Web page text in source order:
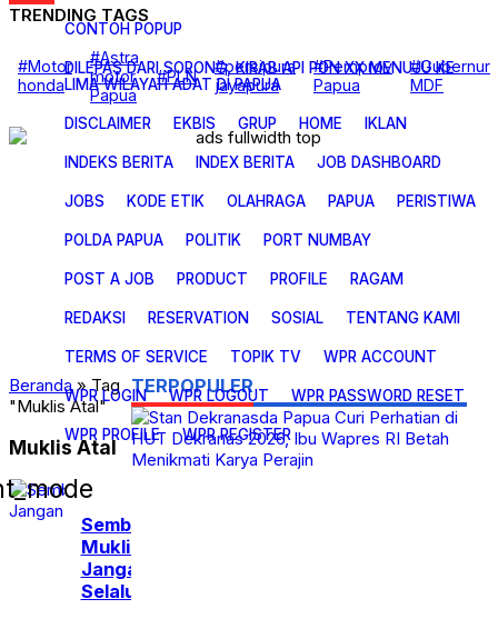
CONTOH POPUP
DILEPAS DARI SORONG, KIRAB API PON XX MENUJU KE
LIMA WILAYAH ADAT DI PAPUA
DISCLAIMER EKBIS GRUP HOME IKLAN
INDEKS BERITA INDEX BERITA JOB DASHBOARD
JOBS KODE ETIK OLAHRAGA PAPUA PERISTIWA
POLDA PAPUA POLITIK PORT NUMBAY
POST A JOB PRODUCT PROFILE RAGAM
REDAKSI RESERVATION SOSIAL TENTANG KAMI
TERMS OF SERVICE TOPIK TV WPR ACCOUNT
WPR LOGIN WPR LOGOUT WPR PASSWORD RESET
WPR PROFILE WPR REGISTER
Beranda
BUDAYA & PARIWISATA
CERITA FOTO
CERITA FOTO
EKONOMI DAN BISNIS
KESEHATAN
OLAH RAGA
PENDIDIKAN
POLITIK
RAGAM
TOPIK TV
TRENDING TAGS
#Motor
honda
#Astra
motor
Papua
#PLN
#persipura
jayapura
#Pemprov
Papua
#Gubernur
MDF
Beranda»Tag
"Muklis Atal"
Muklis Atal
Sembuh dari Corona,
Muklis : Kuncinya
Jangan Cemas dan
Selalu Bersyukur
TERPOPULER